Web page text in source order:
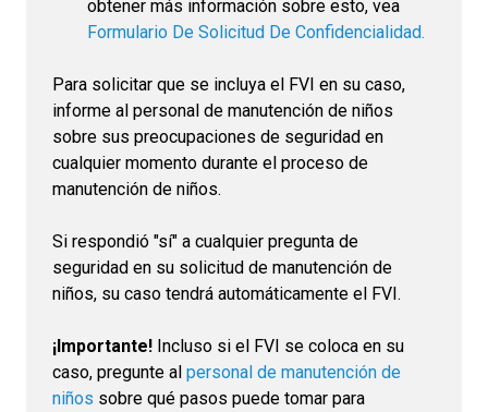
obtener más información sobre esto, vea
Formulario De Solicitud De Confidencialidad.
Para solicitar que se incluya el FVI en su caso,
informe al personal de manutención de niños
sobre sus preocupaciones de seguridad en
cualquier momento durante el proceso de
manutención de niños.
Si respondió "sí" a cualquier pregunta de
seguridad en su solicitud de manutención de
niños, su caso tendrá automáticamente el FVI.
¡Importante! Incluso si el FVI se coloca en su
caso, pregunte al personal de manutención de
niños sobre qué pasos puede tomar para